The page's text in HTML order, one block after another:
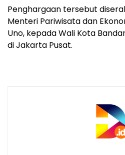
Penghargaan tersebut
Menteri Pariwisata dan
Uno, kepada Wali Kota
di Jakarta Pusat.